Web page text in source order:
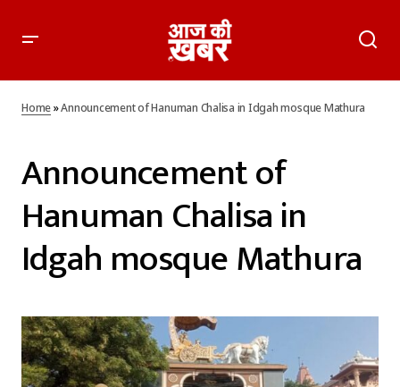
Home»Announcement of Hanuman Chalisa in Idgah mosque Mathura
Announcement of
Hanuman Chalisa in
Idgah mosque Mathura